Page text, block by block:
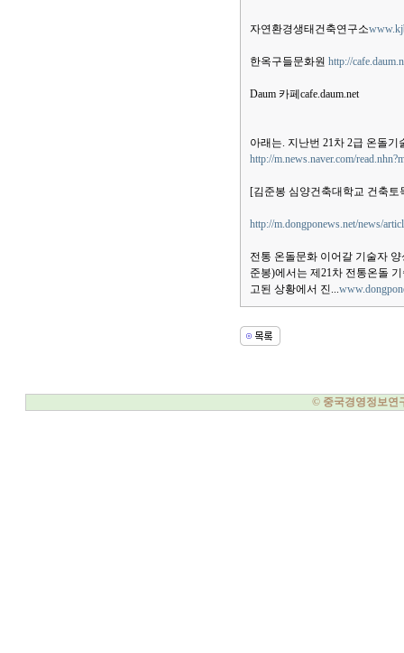
자연환경생태건축연구소
한옥구들문화원 http://
Daum 카페cafe.daum.net
아래는. 지난번 21차 2급 온돌
http://m.news.naver.com/
[김준봉 심양건축대학교 건축토
http://m.dongponews.net/news/
전통 온돌문화 이어갈 기술자
준봉)에서는 제21차 전통온돌
고된 상황에서 진...
© 중국경영정보연